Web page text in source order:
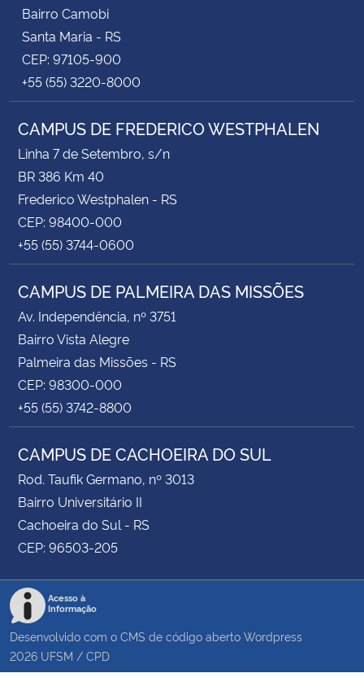
Bairro Camobi
Santa Maria - RS
CEP: 97105-900
+55 (55) 3220-8000
CAMPUS DE FREDERICO WESTPHALEN
Linha 7 de Setembro, s/n
BR 386 Km 40
Frederico Westphalen - RS
CEP: 98400-000
+55 (55) 3744-0600
CAMPUS DE PALMEIRA DAS MISSÕES
Av. Independência, nº 3751
Bairro Vista Alegre
Palmeira das Missões - RS
CEP: 98300-000
+55 (55) 3742-8800
CAMPUS DE CACHOEIRA DO SUL
Rod. Taufik Germano, nº 3013
Bairro Universitário II
Cachoeira do Sul - RS
CEP: 96503-205
Acesso à
Informação
Desenvolvido com o CMS de código aberto Wordpress
2026 UFSM / CPD